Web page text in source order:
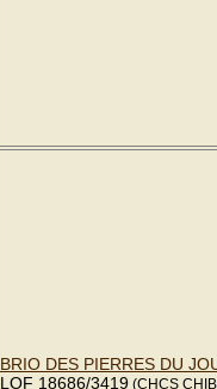
BRIO DES PIERRES DU
LOF 18686/3419 (CHCS